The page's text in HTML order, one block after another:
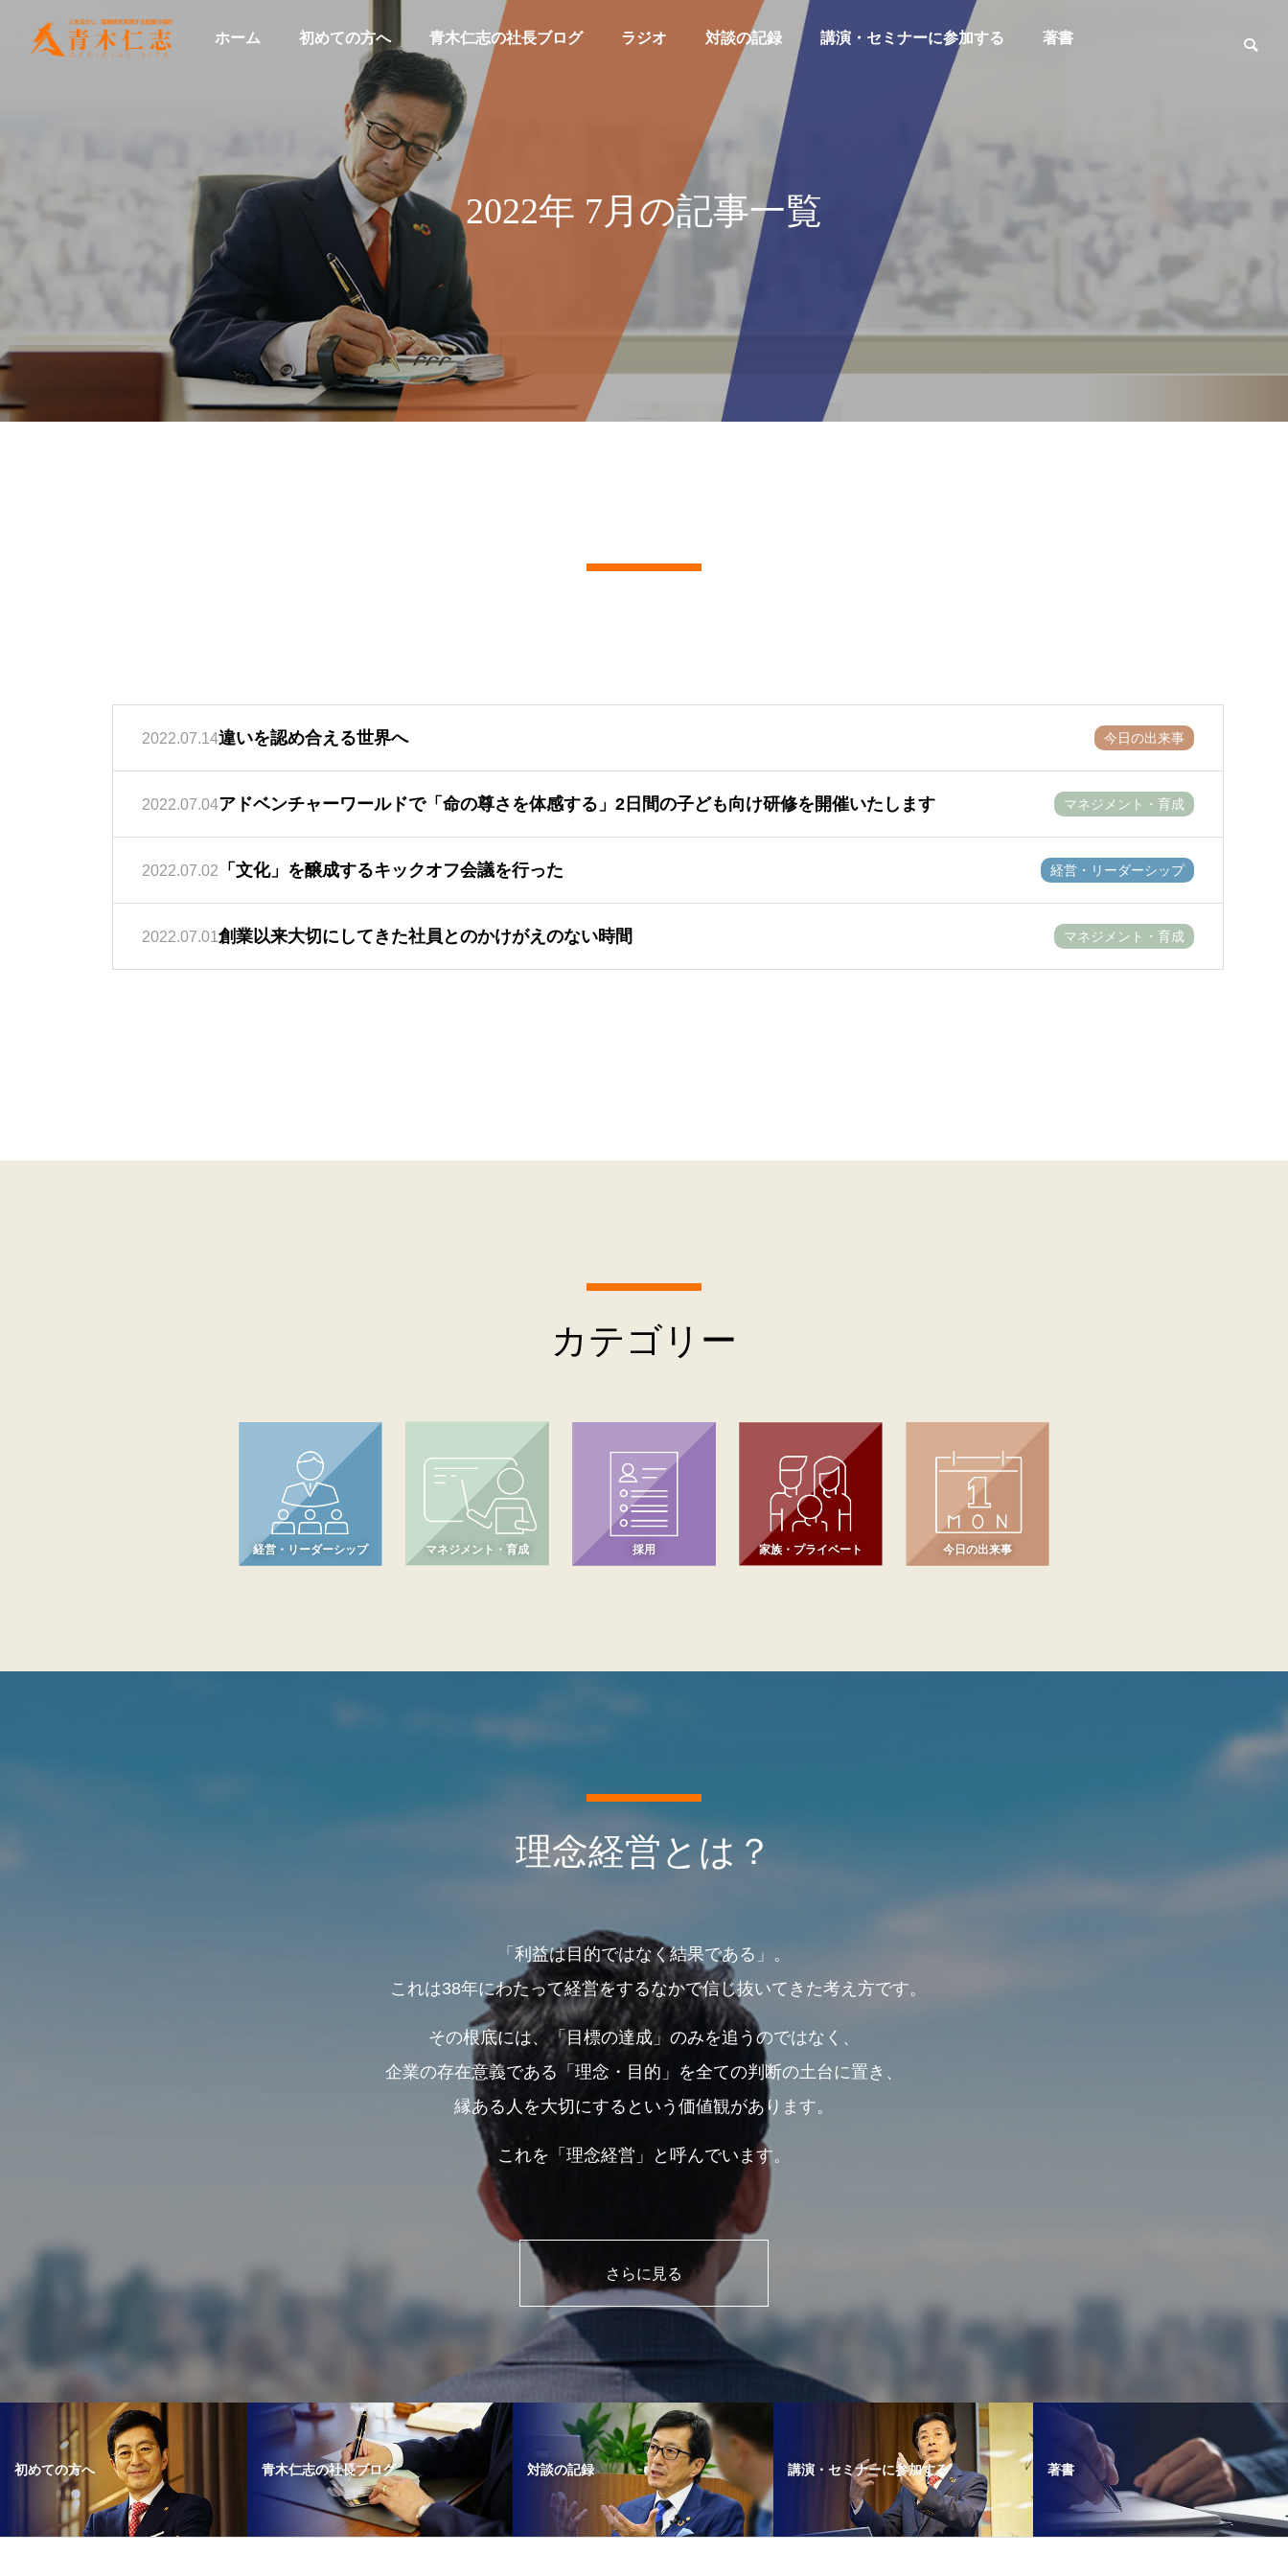
ホーム 初めての方へ 青木仁志の社長ブログ ラジオ 対談の記録 講演・セミナーに参加する 著書
2022年 7月の記事一覧
2022.07.14違いを認め合える世界へ 今日の出来事
2022.07.04アドベンチャーワールドで「命の尊さを体感する」2日間の子ども向け研修を開催いたします マネジメント・育成
2022.07.02 「文化」を醸成するキックオフ会議を行った 経営・リーダーシップ
2022.07.01 創業以来大切にしてきた社員とのかけがえのない時間 マネジメント・育成
カテゴリー
経営・リーダーシップ マネジメント・育成 採用 家族・プライベート 今日の出来事
理念経営とは？
「利益は目的ではなく結果である」。
これは38年にわたって経営をするなかで信じ抜いてきた考え方です。
その根底には、「目標の達成」のみを追うのではなく、
企業の存在意義である「理念・目的」を全ての判断の土台に置き、
縁ある人を大切にするという価値観があります。
これを「理念経営」と呼んでいます。
さらに見る
初めての方へ 青木仁志の社長ブログ 対談の記録 講演・セミナーに参加する 著書